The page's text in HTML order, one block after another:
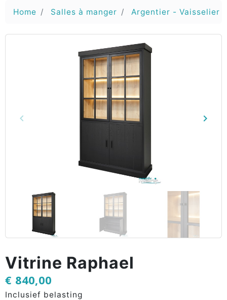
Home Salles à manger Argentier - Vaisselier
Vorige
keyboard_arrow_left keyboard_arrow_right
Vitrine Raphael
€ 840,00
Inclusief belasting